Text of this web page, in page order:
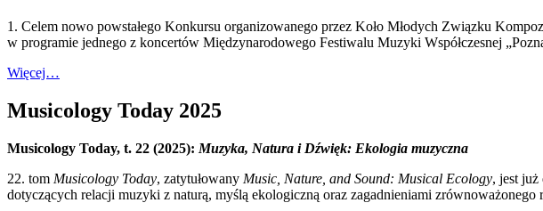
1. Celem nowo powstałego Konkursu organizowanego przez Koło Młodych Związku
w programie jednego z koncertów Międzynarodowego Festiwalu Muzyki Współczesnej
Więcej…
Musicology Today 2025
Musicology Today, t. 22 (2025): Muzyka, Natura i Dźwięk: Ekologia muzyczna
22. tom Musicology Today, zatytułowany Music, Nature, and Sound: Musical Ecology, jest
dotyczących relacji muzyki z naturą, myślą ekologiczną oraz zagadnieniami